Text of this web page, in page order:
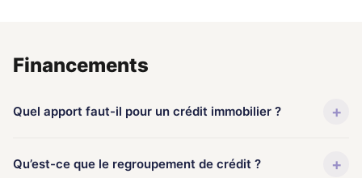
Financements
Quel apport faut-il pour un crédit immobilier ? +
Qu’est-ce que le regroupement de crédit ? +